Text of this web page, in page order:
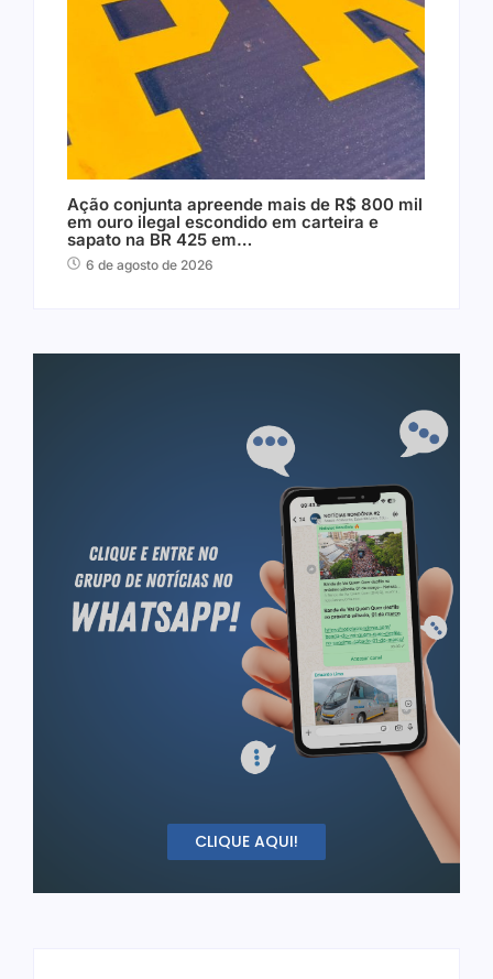
Ação conjunta apreende mais de R$ 800 mil
em ouro ilegal escondido em carteira e
sapato na BR 425 em…
6 de agosto de 2026
CLIQUE AQUI!